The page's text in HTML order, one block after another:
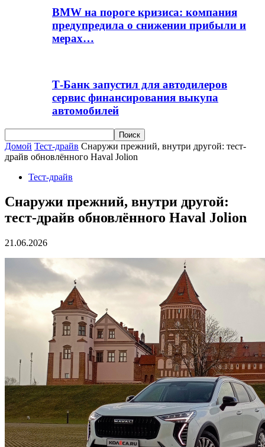
BMW на пороге кризиса: компания
предупредила о снижении прибыли и
мерах…
Т-Банк запустил для автодилеров
сервис финансирования выкупа
автомобилей
Домой Тест-драйв Снаружи прежний, внутри другой: тест-
драйв обновлённого Haval Jolion
Тест-драйв
Снаружи прежний, внутри другой:
тест-драйв обновлённого Haval Jolion
21.06.2026